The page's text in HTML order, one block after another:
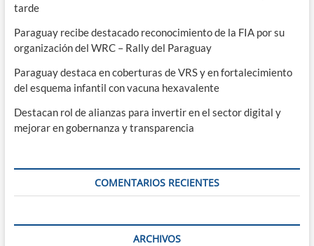
tarde
Paraguay recibe destacado reconocimiento de la FIA por su
organización del WRC – Rally del Paraguay
Paraguay destaca en coberturas de VRS y en fortalecimiento
del esquema infantil con vacuna hexavalente
Destacan rol de alianzas para invertir en el sector digital y
mejorar en gobernanza y transparencia
COMENTARIOS RECIENTES
ARCHIVOS